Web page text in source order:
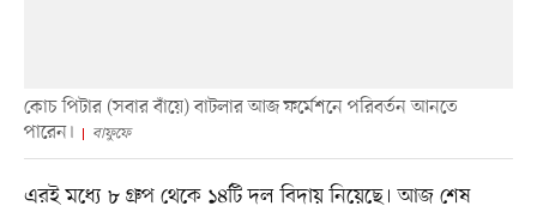
কোচ পিটার (সবার বাঁয়ে) বাটলার আজ ফর্মেশনে পরিবর্তন আনতে
পারেন।
বাফুফে
‎এরই মধ্যে ৮ গ্রুপ থেকে ১৪টি দল বিদায় নিয়েছে। আজ শেষ